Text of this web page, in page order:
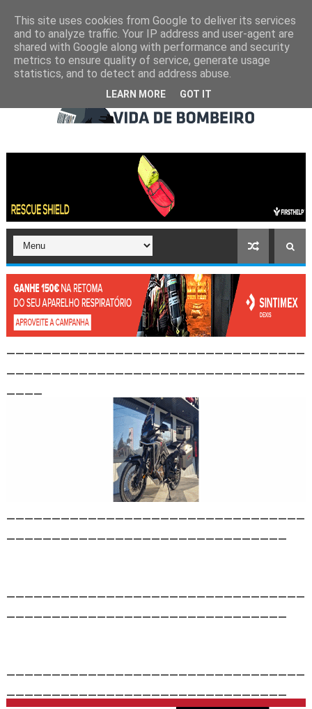
This site uses cookies from Google to deliver its services
and to analyze traffic. Your IP address and user-agent are
shared with Google along with performance and security
metrics to ensure quality of service, generate usage
statistics, and to detect and address abuse.
LEARN MORE GOT IT